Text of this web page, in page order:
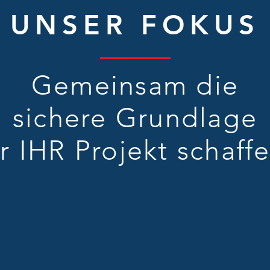
UNSER FOKUS
Gemeinsam die
sichere Grundlage
IHR Projekt